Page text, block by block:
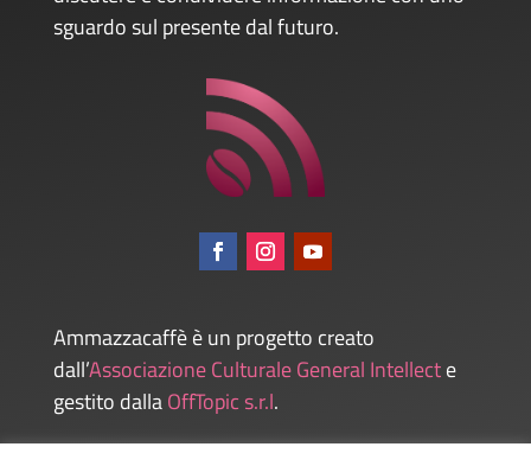
sguardo sul presente dal futuro.
Ammazzacaffè è un progetto creato
dall’Associazione Culturale General Intellecte
gestito dallaOffTopic s.r.l.